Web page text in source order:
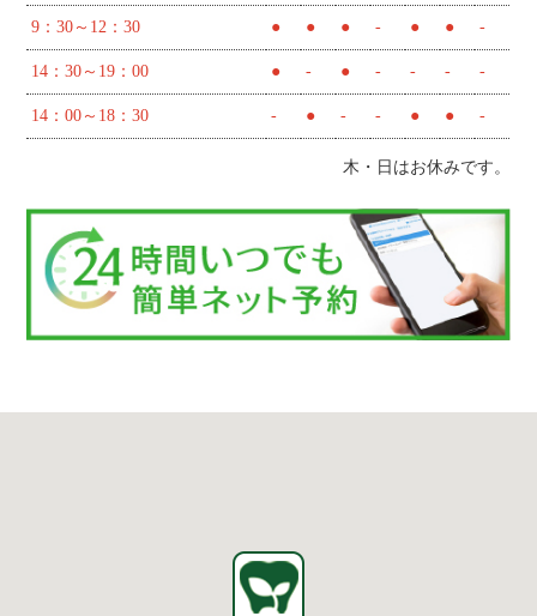
9：30～12：30 ● ● ● - ● ● -
14：30～19：00 ● - ● - - - -
14：00～18：30 - ● - - ● ● -
木・日はお休みです。